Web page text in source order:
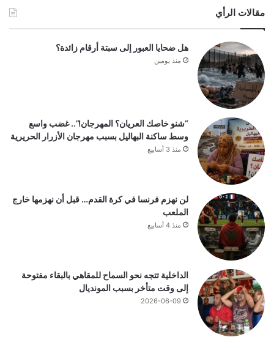
مقالات الرأي
هل ضحايا العبور إلى سبتة أرقام زائدة؟
منذ يومين
“شنو خاصك العريان؟ المهرجان!”.. غضب واسع
وسط ساكنة البهاليل بسبب مهرجان الأزرار الحريرية
منذ 3 أسابيع
لن نهزم فرنسا في كرة القدم… قبل أن نهزمها خارج
الملعب
منذ 4 أسابيع
الداخلية تتجه نحو السماح للمقاهي بالبقاء مفتوحة
إلى وقت متأخر بسبب المونديال
2026-06-09